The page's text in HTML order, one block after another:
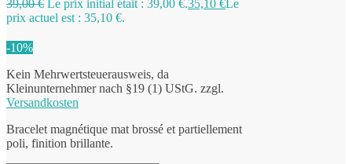
39,00€ Le prix initial était : 39,00 €.35,10 €Le
prix actuel est : 35,10 €.
-10%
Kein Mehrwertsteuerausweis, da
Kleinunternehmer nach §19 (1) UStG. zzgl.
Versandkosten
Bracelet magnétique mat brossé et partiellement
poli, finition brillante.